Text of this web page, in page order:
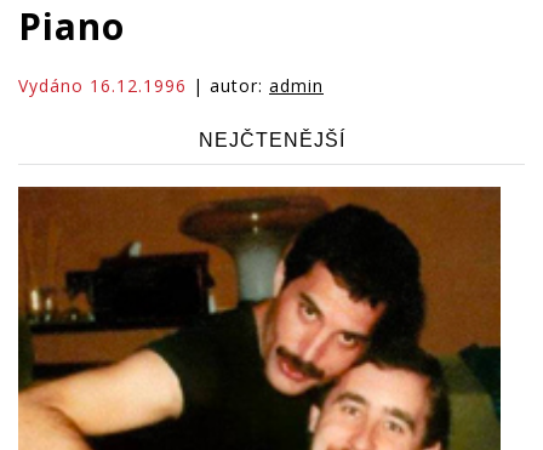
Piano
Vydáno 16.12.1996 | autor: admin
NEJČTENĚJŠÍ